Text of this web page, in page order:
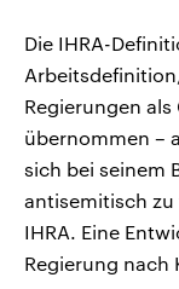
Die IHRA-
Regierungen
übernommen –
sich bei seinem
antisemitisch
IHRA. Eine
Regierung nach